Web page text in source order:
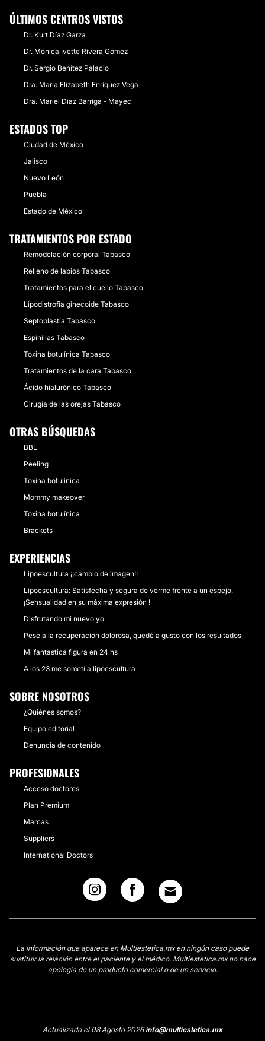
ÚLTIMOS CENTROS VISTOS
Dr. Kurt Díaz Garza
Dr. Mónica Ivette Rivera Gómez
Dr. Sergio Benítez Palacio
Dra. María Elizabeth Enríquez Vega
Dra. Mariel Diaz Barriga - Mayec
ESTADOS TOP
Ciudad de México
Jalisco
Nuevo León
Puebla
Estado de México
TRATAMIENTOS POR ESTADO
Remodelación corporal Tabasco
Relleno de labios Tabasco
Tratamientos para el cuello Tabasco
Lipodistrofia ginecoide Tabasco
Septoplastia Tabasco
Espinillas Tabasco
Toxina botulínica Tabasco
Tratamientos de la cara Tabasco
Ácido hialurónico Tabasco
Cirugía de las orejas Tabasco
OTRAS BÚSQUEDAS
BBL
Peeling
Toxina botulínica
Mommy makeover
Toxina botulínica
Brackets
EXPERIENCIAS
Lipoescultura ¡¡cambio de imagen!!
Lipoescultura: Satisfecha y segura de verme frente a un espejo.
¡Sensualidad en su máxima expresión !
Disfrutando mi nuevo yo
Pese a la recuperación dolorosa, quedé a gusto con los resultados
Mi fantastica figura en 24 hs
A los 23 me sometí a lipoescultura
SOBRE NOSOTROS
¿Quiénes somos?
Equipo editorial
Denuncia de contenido
PROFESIONALES
Acceso doctores
Plan Premium
Marcas
Suppliers
International Doctors
La información que aparece en Multiestetica.mx en ningún caso puede
sustituir la relación entre el paciente y el médico. Multiestetica.mx no hace
apología de un producto comercial o de un servicio.
Actualizado el 08 Agosto 2026info@multiestetica.mx